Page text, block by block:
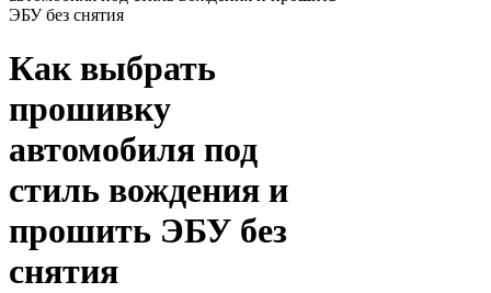
ЭБУ без снятия
Как выбрать
прошивку
автомобиля под
стиль вождения и
прошить ЭБУ без
снятия